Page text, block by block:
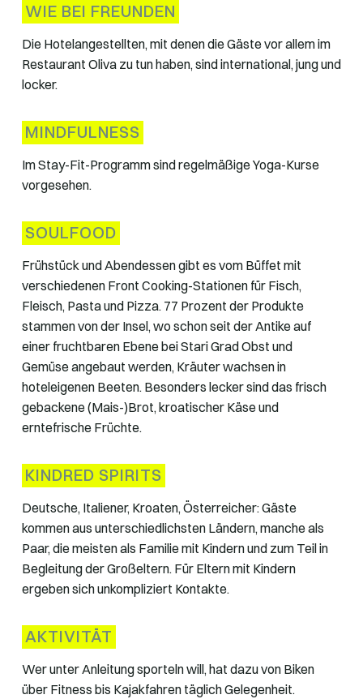
WIE BEI FREUNDEN
Die Hotelangestellten, mit denen die Gäste vor allem im
Restaurant Oliva zu tun haben, sind international, jung und
locker.
MINDFULNESS
Im Stay-Fit-Programm sind regelmäßige Yoga-Kurse
vorgesehen.
SOULFOOD
Frühstück und Abendessen gibt es vom Büffet mit
verschiedenen Front Cooking-Stationen für Fisch,
Fleisch, Pasta und Pizza. 77 Prozent der Produkte
stammen von der Insel, wo schon seit der Antike auf
einer fruchtbaren Ebene bei Stari Grad Obst und
Gemüse angebaut werden, Kräuter wachsen in
hoteleigenen Beeten. Besonders lecker sind das frisch
gebackene (Mais-)Brot, kroatischer Käse und
erntefrische Früchte.
KINDRED SPIRITS
Deutsche, Italiener, Kroaten, Österreicher: Gäste
kommen aus unterschiedlichsten Ländern, manche als
Paar, die meisten als Familie mit Kindern und zum Teil in
Begleitung der Großeltern. Für Eltern mit Kindern
ergeben sich unkompliziert Kontakte.
AKTIVITÄT
Wer unter Anleitung sporteln will, hat dazu von Biken
über Fitness bis Kajakfahren täglich Gelegenheit.